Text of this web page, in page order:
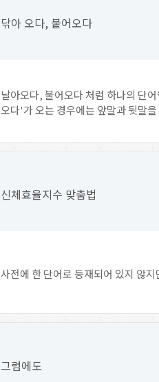
닦아 오다, 붙어오다
날아오다, 불어오다 처럼 하나의 단
오다'가 오는 경우에는 앞말과 뒷말
신체효율지수 맞춤법
사전에 한 단어로 등재되어 있지 않
그럼에도